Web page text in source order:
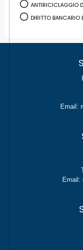
ANTIRICICLAGGIO
DIRITTO BANCARIO
Email:
Email: